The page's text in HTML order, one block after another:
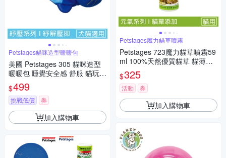
Petstages貓咪造型暖暖包
美國 Petstages 305 貓咪造型
暖暖包 睡覺安全感 舒服 貓玩偶
貓玩具 貓暖墊
$499
挑戰低價 券
加入購物車
Petstages魔力貓草噴霧
Petstages 723魔力貓草噴霧59
ml 100%天然優質貓草 貓薄荷
抗憂鬱玩具 貓草 寵物玩具 延長
貓草香味
$325
活動 券
加入購物車